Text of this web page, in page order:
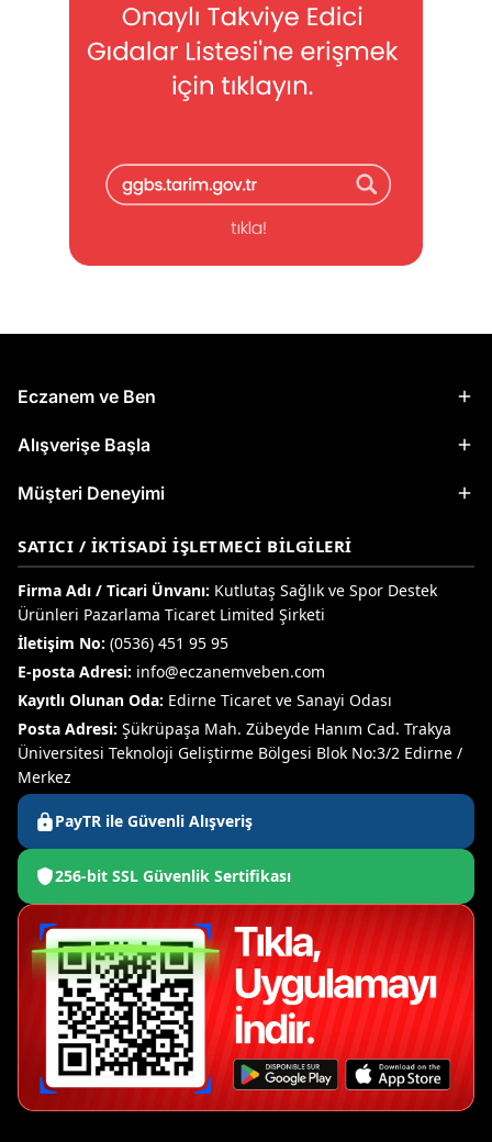
Eczanem ve Ben
Alışverişe Başla
Müşteri Deneyimi
SATICI / İKTISADI İŞLETMECI BILGILERI
Firma Adı / Ticari Ünvanı: Kutlutaş Sağlık ve Spor Destek
Ürünleri Pazarlama Ticaret Limited Şirketi
İletişim No: (0536) 451 95 95
E-posta Adresi: info@eczanemveben.com
Kayıtlı Olunan Oda: Edirne Ticaret ve Sanayi Odası
Posta Adresi: Şükrüpaşa Mah. Zübeyde Hanım Cad. Trakya
Üniversitesi Teknoloji Geliştirme Bölgesi Blok No:3/2 Edirne /
Merkez
PayTR ile Güvenli Alışveriş
256-bit SSL Güvenlik Sertifikası